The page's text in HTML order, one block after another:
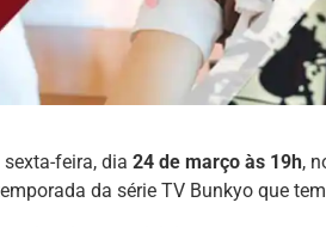
sexta-feira, dia24 de março às 19h,
da série TV Bunkyo que